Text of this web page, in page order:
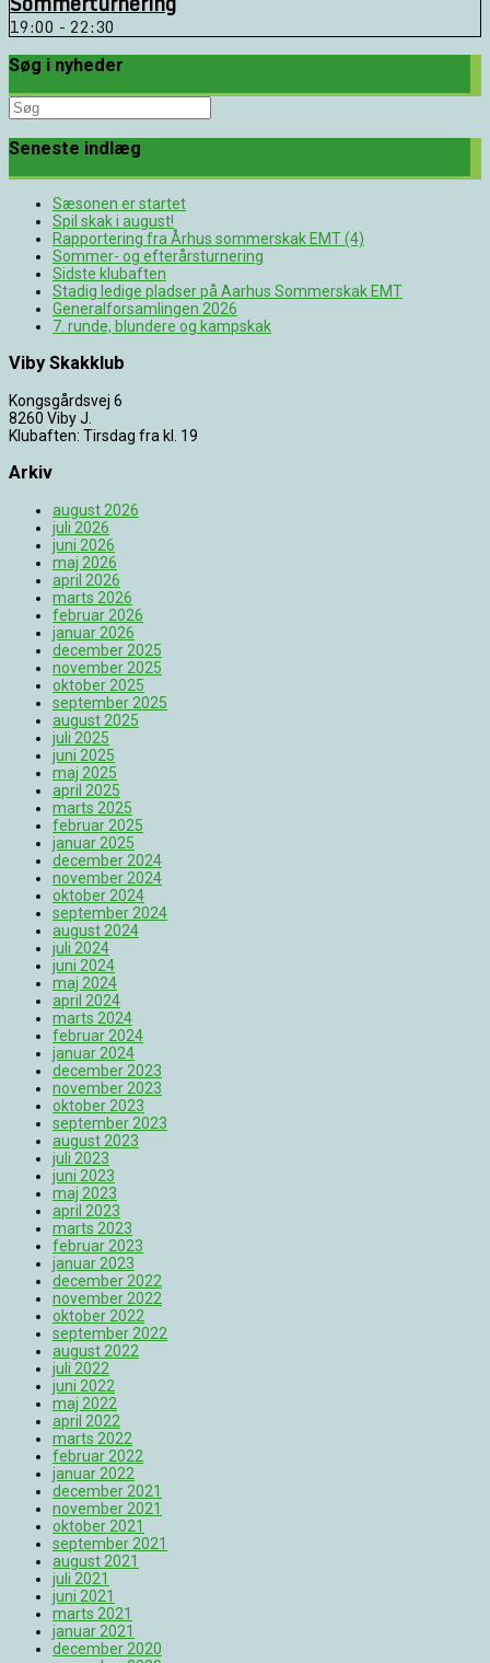
19:00 - 22:30
Søg i nyheder
Søg
efter:
Seneste indlæg
Sæsonen er startet
Spil skak i august!
Rapportering fra Århus sommerskak EMT (4)
Sommer- og efterårsturnering
Sidste klubaften
Stadig ledige pladser på Aarhus Sommerskak EMT
Generalforsamlingen 2026
7. runde, blundere og kampskak
Viby Skakklub
Kongsgårdsvej 6
8260 Viby J.
Klubaften: Tirsdag fra kl. 19
Arkiv
august 2026
juli 2026
juni 2026
maj 2026
april 2026
marts 2026
februar 2026
januar 2026
december 2025
november 2025
oktober 2025
september 2025
august 2025
juli 2025
juni 2025
maj 2025
april 2025
marts 2025
februar 2025
januar 2025
december 2024
november 2024
oktober 2024
september 2024
august 2024
juli 2024
juni 2024
maj 2024
april 2024
marts 2024
februar 2024
januar 2024
december 2023
november 2023
oktober 2023
september 2023
august 2023
juli 2023
juni 2023
maj 2023
april 2023
marts 2023
februar 2023
januar 2023
december 2022
november 2022
oktober 2022
september 2022
august 2022
juli 2022
juni 2022
maj 2022
april 2022
marts 2022
februar 2022
januar 2022
december 2021
november 2021
oktober 2021
september 2021
august 2021
juli 2021
juni 2021
marts 2021
januar 2021
december 2020